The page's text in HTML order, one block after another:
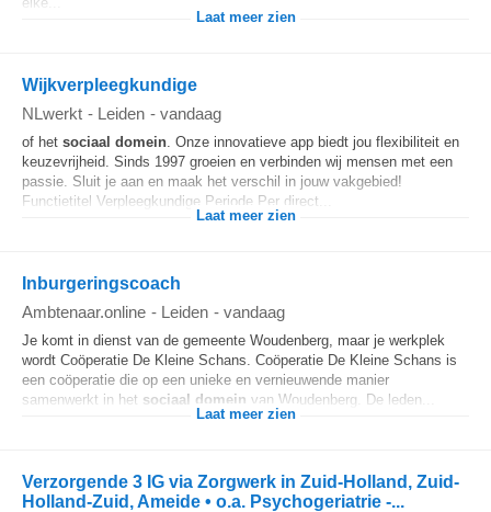
Laat meer zien
Wijkverpleegkundige
NLwerkt - Leiden - vandaag
of het sociaal domein. Onze innovatieve app biedt jou flexibiliteit en
keuzevrijheid. Sinds 1997 groeien en verbinden wij mensen met een
passie. Sluit je aan en maak het verschil in jouw vakgebied!
Functietitel Verpleegkundige Periode Per direct...
Laat meer zien
Inburgeringscoach
Ambtenaar.online - Leiden - vandaag
Je komt in dienst van de gemeente Woudenberg, maar je werkplek
wordt Coöperatie De Kleine Schans. Coöperatie De Kleine Schans is
een coöperatie die op een unieke en vernieuwende manier
samenwerkt in het sociaal domein van Woudenberg. De leden...
Laat meer zien
Verzorgende 3 IG via Zorgwerk in Zuid-Holland, Zuid-
Holland-Zuid, Ameide • o.a. Psychogeriatrie -...